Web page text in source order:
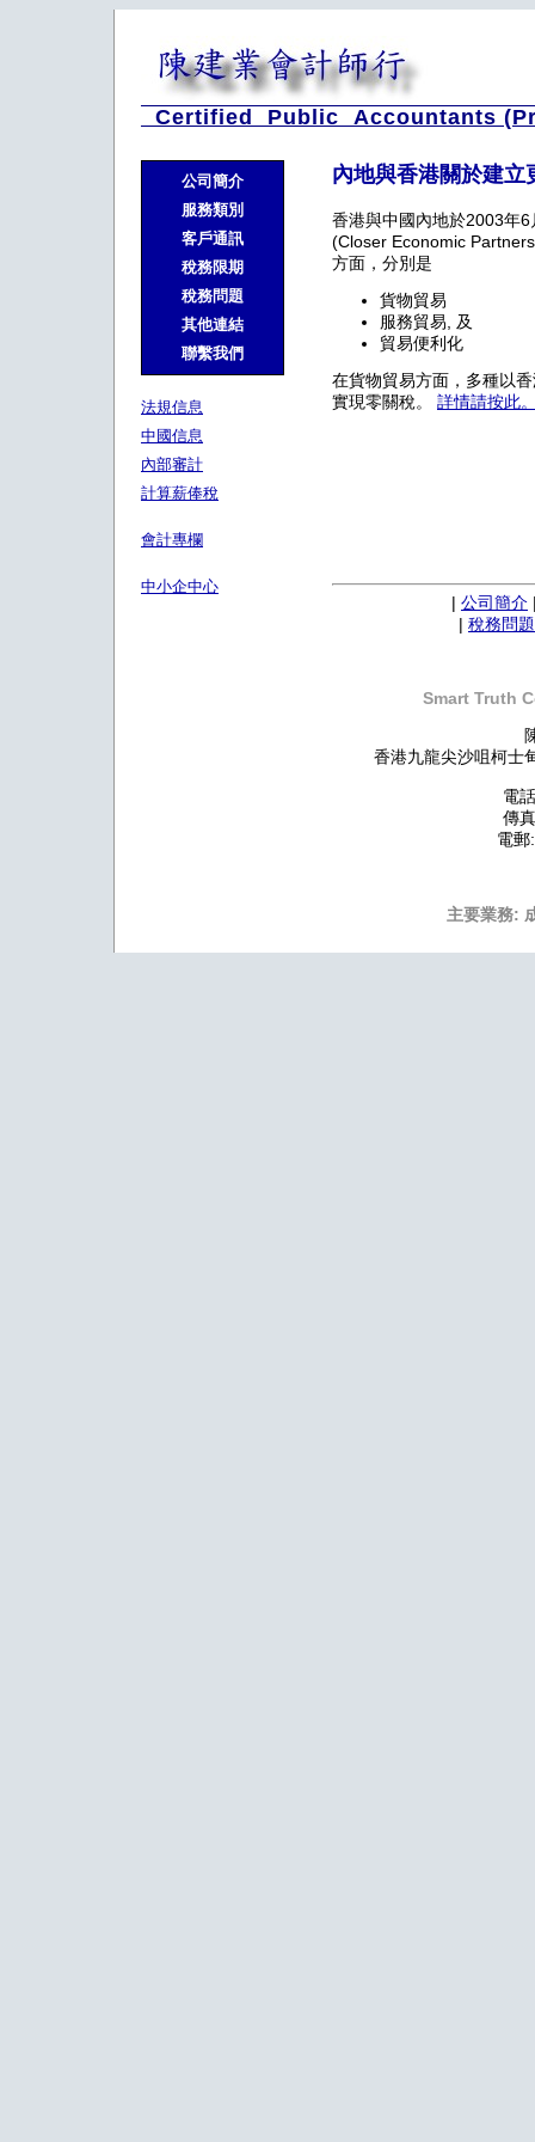
Certified Public Accountants
公司簡介
服務類別
客戶通訊
稅務限期
稅務問題
其他連結
聯繫我們
法規信息
中國信息
內部審計
計算薪俸稅
會計專欄
中小企中心
內地與香港關於建立
香港與中國內地於2003年
(Closer Economic
方面，分別是
貨物貿易
服務貿易, 及
貿易便利化
在貨物貿易方面，多種以
實現零關稅。 詳情請按此
公司簡介
稅務問題
Smart Truth
香港九龍尖沙咀柯士
電
傳
電
主要業務: